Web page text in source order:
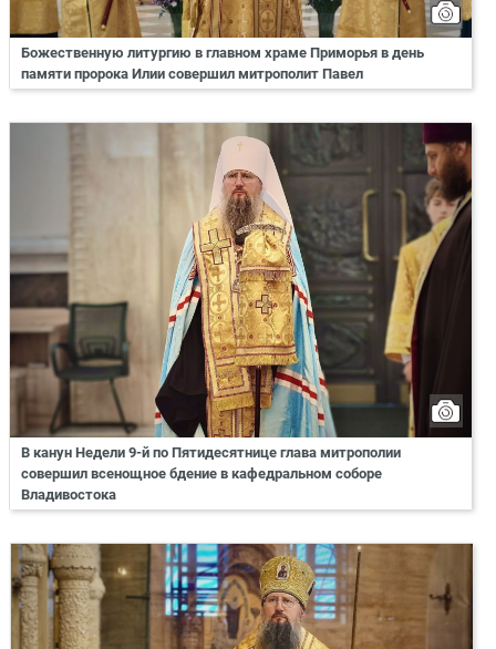
Божественную литургию в главном храме Приморья в день
памяти пророка Илии совершил митрополит Павел
В канун Недели 9-й по Пятидесятнице глава митрополии
совершил всенощное бдение в кафедральном соборе
Владивостока